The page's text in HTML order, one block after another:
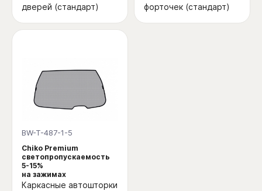
дверей (стандарт)
форточек (стандарт)
BW-T-487-1-5
Chiko Premium
светопропускаемость
5-15%
на зажимах
Каркасные автошторки